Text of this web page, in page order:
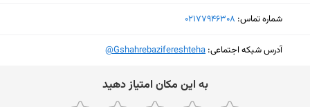
یکشنبه (امروز)
شماره تماس: ‎02177946308
آدرس شبکه اجتماعی: ‎@Gshahrebazifereshteha
ﺑﻪ اﯾﻦ ﻣﮑﺎن اﻣﺘﯿﺎز دﻫﯿﺪ